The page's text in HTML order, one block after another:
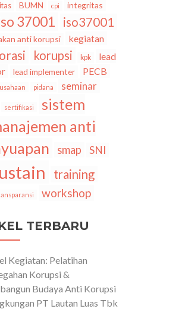
BUMN cpi integritas
37001 iso37001
anti korupsi kegiatan
korupsi kpk
lead
lead implementer PECB
pidana seminar
sertifikasi
sistem
anti
smap SNI
training
workshop
TERBARU
Kegiatan: Pelatihan
Korupsi &
Budaya Anti Korupsi
PT Lautan Luas Tbk